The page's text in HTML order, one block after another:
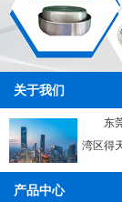
关于我们
东莞
湾区得
产品中心